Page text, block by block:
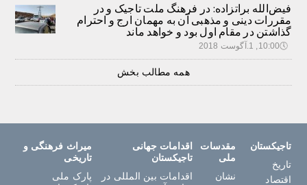
فیض‌الله براتزاده: در فرهنگ ملت تاجیک و در
مقررات دینی و مذهبی آن به مهمان ارج و احترام
گذاشتن در مقام اول بود و خواهد ماند
🕔10:00, 1.آگوست 2018
همه مطالب بخش
تاجیکستان
تاریخ
اقتصاد
مقدسات
ملی
نشان
اقدامات جهانی
تاجیکستان
اقدامات بین المللی در
میراث فرهنگی و
تاریخی
پارک ملی